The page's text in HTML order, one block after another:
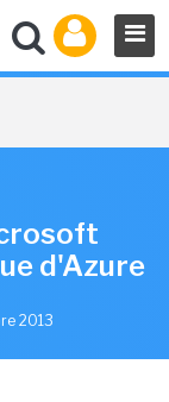
d'Azure
2013